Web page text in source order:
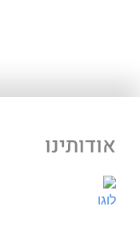
אודותינו